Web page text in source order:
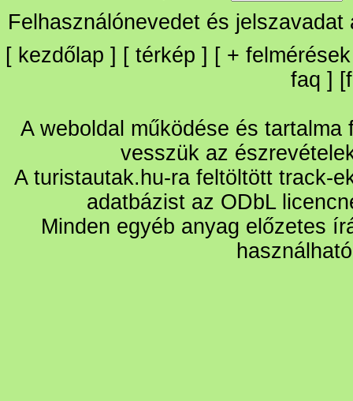
Felhasználónevedet és
[ kezdőlap ] [ térkép ] [ + felmérések
faq ] [
A weboldal működése és
vesszük az
A turistautak.hu-ra feltöltött track-
adatbázist az ODbL
Minden egyéb anyag előzetes